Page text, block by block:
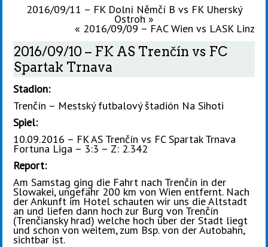
2016/09/11 – FK Dolní Němčí B vs FK Uherský
Ostroh »
« 2016/09/09 – FAC Wien vs LASK Linz
2016/09/10 – FK AS Trenčín vs FC
Spartak Trnava
Stadion:
Trenčín – Mestský futbalový štadión Na Sihoti
Spiel:
10.09.2016 – FK AS Trenčín vs FC Spartak Trnava
Fortuna Liga – 3:3 – Z: 2.342
Report:
Am Samstag ging die Fahrt nach Trenčín in der
Slowakei, ungefähr 200 km von Wien entfernt. Nach
der Ankunft im Hotel schauten wir uns die Altstadt
an und liefen dann hoch zur Burg von Trenčín
(Trenčiansky hrad) welche hoch über der Stadt liegt
und schon von weitem, zum Bsp. von der Autobahn,
sichtbar ist.